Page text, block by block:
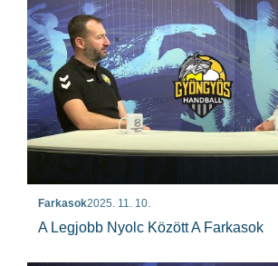
Farkasok2025. 11. 10.
A Legjobb Nyolc Között A Farkasok